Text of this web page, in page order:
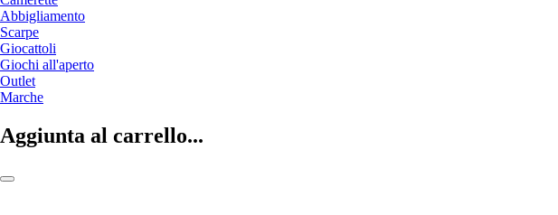
Abbigliamento
Scarpe
Giocattoli
Giochi all'aperto
Outlet
Marche
Aggiunta al carrello...